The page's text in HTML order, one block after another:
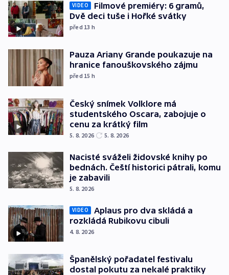
VIDEO
Filmové premiéry: 6 gramů,
Dvě deci tuše i Hořké svátky
před 13 h
Pauza Ariany Grande poukazuje na
hranice fanouškovského zájmu
před 15 h
Český snímek Volklore má
studentského Oscara, zabojuje o
cenu za krátký film
5. 8. 2026 5. 8. 2026
Nacisté sváželi židovské knihy po
bednách. Čeští historici pátrali, komu
je zabavili
5. 8. 2026
VIDEO
Aplaus pro dva skládá a
rozkládá Rubikovu cibuli
4. 8. 2026
Španělský pořadatel festivalu
dostal pokutu za nekalé praktiky